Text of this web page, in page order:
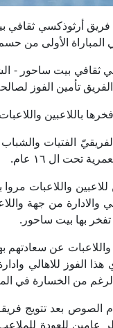
المباراة الأولى من
بيت ساحور -
تأمين الفوز لصالحه
باللاعبين
الفتيات
تحت ال ١٦ عام.
واللاعبات
والادارة من جهة
بها بيت ساحور.
عن سعادتهم
تهدي هذا الفوز
من الخسارة في
عامين للعودة